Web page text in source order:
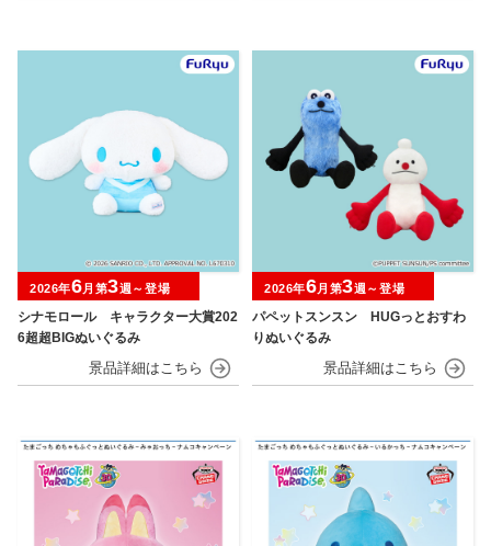
シナモロール キャラクター大賞202
6超超BIGぬいぐるみ
2026年6月第3週～登場
パペットスンスン HUGっとおすわ
りぬいぐるみ
2026年6月第3週～登場